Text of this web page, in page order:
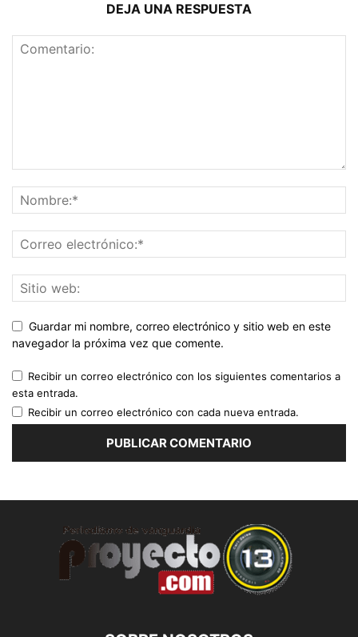
DEJA UNA RESPUESTA
Guardar mi nombre, correo electrónico y sitio web en este
navegador la próxima vez que comente.
Recibir un correo electrónico con los siguientes comentarios a
esta entrada.
Recibir un correo electrónico con cada nueva entrada.